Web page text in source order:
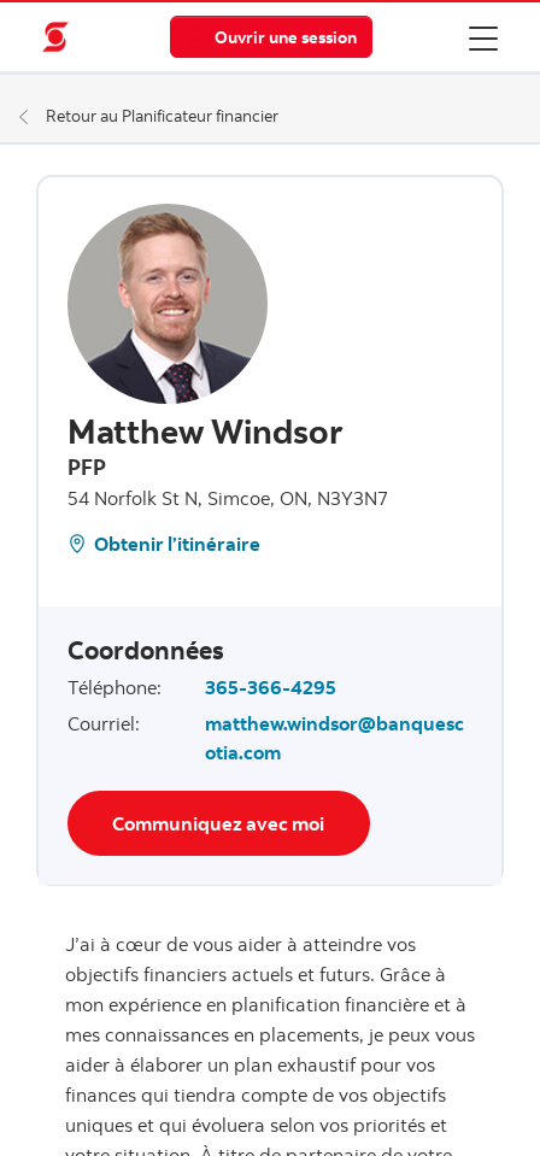
Ouvrir une session
Retour au Planificateur financier
Matthew Windsor
PFP
54 Norfolk St N, Simcoe, ON, N3Y3N7
Obtenir l’itinéraire
Coordonnées
Téléphone:
365-366-4295
Courriel:
matthew.windsor@banquesc
otia.com
Communiquez avec moi
J’ai à cœur de vous aider à atteindre vos
objectifs financiers actuels et futurs. Grâce à
mon expérience en planification financière et à
mes connaissances en placements, je peux vous
aider à élaborer un plan exhaustif pour vos
finances qui tiendra compte de vos objectifs
uniques et qui évoluera selon vos priorités et